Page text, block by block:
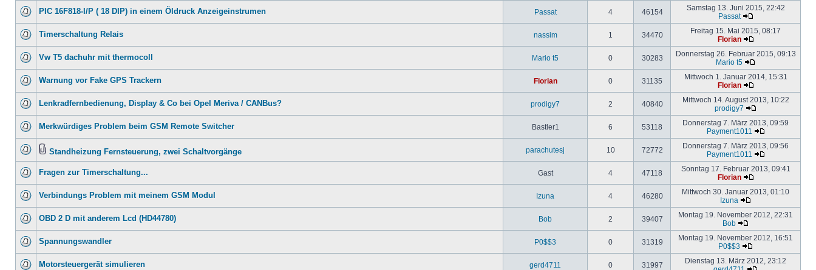
PIC 16F818-I/P ( 18 DIP) in einem Öldruck Anzeigeinstrumen Passat 4 46154
Samstag 13. Juni 2015, 22:42
Passat
Timerschaltung Relais nassim 1 34470
Freitag 15. Mai 2015, 08:17
Florian
Vw T5 dachuhr mit thermocoll Mario t5 0 30283
Donnerstag 26. Februar 2015, 09:13
Mario t5
Warnung vor Fake GPS Trackern Florian 0 31135
Mittwoch 1. Januar 2014, 15:31
Florian
Lenkradfernbedienung, Display & Co bei Opel Meriva / CANBus? prodigy7 2 40840
Mittwoch 14. August 2013, 10:22
prodigy7
Merkwürdiges Problem beim GSM Remote Switcher Bastler1 6 53118
Donnerstag 7. März 2013, 09:59
Payment1011
Standheizung Fernsteuerung, zwei Schaltvorgänge parachutesj 10 72772
Donnerstag 7. März 2013, 09:56
Payment1011
Fragen zur Timerschaltung... Gast 4 47118
Sonntag 17. Februar 2013, 09:41
Florian
Verbindungs Problem mit meinem GSM Modul Izuna 4 46280
Mittwoch 30. Januar 2013, 01:10
Izuna
OBD 2 D mit anderem Lcd (HD44780) Bob 2 39407
Montag 19. November 2012, 22:31
Bob
Spannungswandler P0$$3 0 31319
Montag 19. November 2012, 16:51
P0$$3
Motorsteuergerät simulieren gerd4711 0 31997
Dienstag 13. März 2012, 23:12